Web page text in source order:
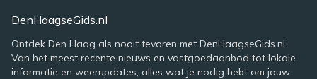
DenHaagseGids.nl
Ontdek Den Haag als nooit tevoren met DenHaagseGids.nl.
Van het meest recente nieuws en vastgoedaanbod tot lokale
informatie en weerupdates, alles wat je nodig hebt om jouw